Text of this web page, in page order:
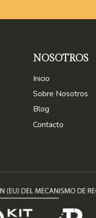
NOSOTROS
Inicio
Sobre Nosotros
Blog
Contacto